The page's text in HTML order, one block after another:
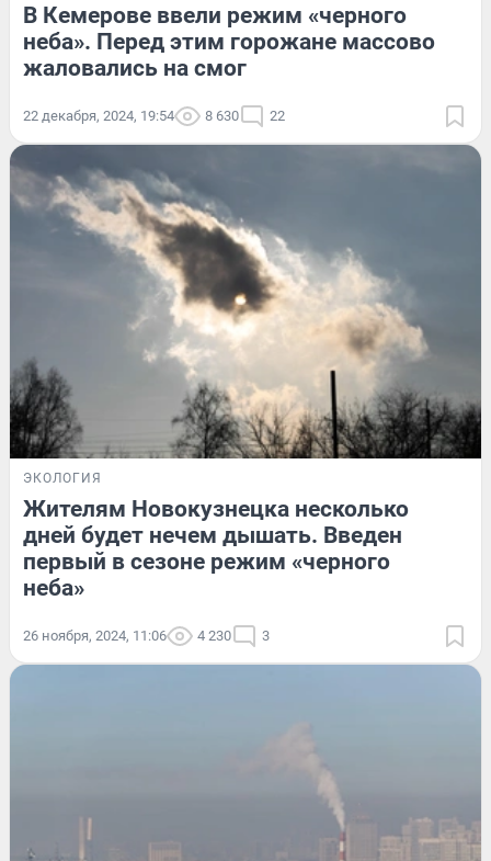
В Кемерове ввели режим «черного
неба». Перед этим горожане массово
жаловались на смог
22 декабря, 2024, 19:54 8 630 22
ЭКОЛОГИЯ
Жителям Новокузнецка несколько
дней будет нечем дышать. Введен
первый в сезоне режим «черного
неба»
26 ноября, 2024, 11:06 4 230 3